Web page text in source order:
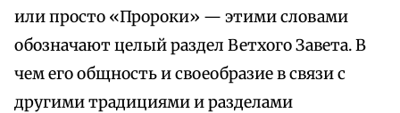
или просто «Пророки» — этими словами
обозначают целый раздел Ветхого Завета. В
чем его общность и своеобразие в связи с
другими традициями и разделами